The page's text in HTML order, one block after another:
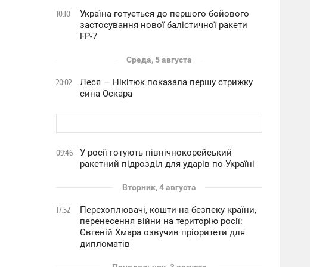
10:10
Україна готується до першого бойового
застосування нової балістичної ракети
FP-7
Среда, 5 августа
20:02
Леся — Нікітюк показала першу стрижку
сина Оскара
09:46
У росії готують північнокорейський
ракетний підрозділ для ударів по Україні
Вторник, 4 августа
17:52
Перехоплювачі, кошти на безпеку країни,
перенесення війни на територію росії:
Євгеній Хмара озвучив пріоритети для
дипломатів